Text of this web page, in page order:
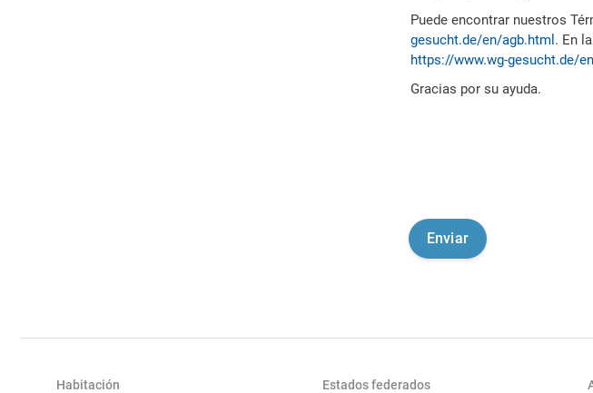
Puede encontrar nuestros
gesucht.de/en/agb.html . En
https://www.wg-gesucht.de/
Gracias por su ayuda.
Habitación
Estados federados